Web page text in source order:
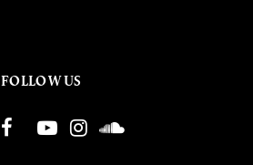
FOLLOW US